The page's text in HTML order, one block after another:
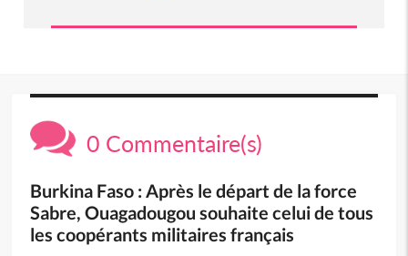
0 Commentaire(s)
Burkina Faso : Après le départ de la force
Sabre, Ouagadougou souhaite celui de tous
les coopérants militaires français